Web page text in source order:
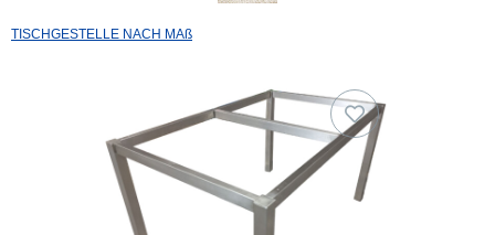
TISCHGESTELLE NACH MAß